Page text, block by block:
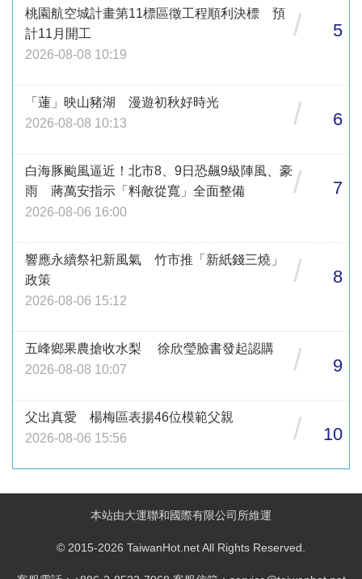
桃園航空城計畫第11標區徵工程順利決標 預
計11月開工
2026-08-08 10:19
/ 5
「蓮」映山豬湖 漫遊初秋好時光
2026-08-08 10:13
/ 6
白海豚颱風逼近！北市8、9日恐飆9級陣風、豪
雨 蔣萬安指示「料敵從寬」全面整備
2026-08-06 16:00
/ 7
響應永續祭祀新風氣 竹市推「新紙錢三燒」
政策
2026-08-06 15:12
/ 8
五峰鄉果農搶收水梨 徐欣瑩臉書發起認購
2026-08-08 10:07
/ 9
父出真愛 楊梅區表揚46位模範父親
2026-08-06 15:56
/ 10
本站由大運聯和國際有限公司所維運
© 2015-2026 TaiwanHot.net All Rights Reserved.